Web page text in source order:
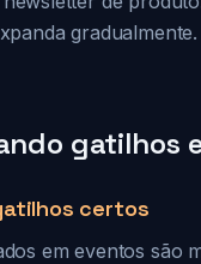
gradualmente.
gatilhos
certos
em eventos são